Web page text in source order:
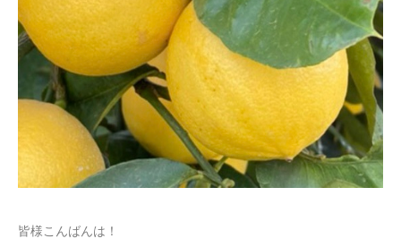
皆様こんばんは！